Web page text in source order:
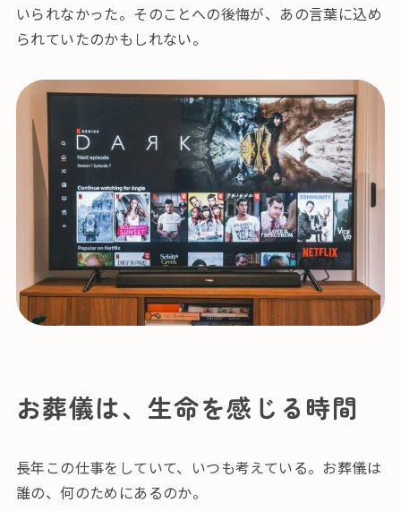
いられなかった。そのことへの後悔が、あの言葉に込め
られていたのかもしれない。
お葬儀は、生命を感じる時間
長年この仕事をしていて、いつも考えている。お葬儀は
誰の、何のためにあるのか。